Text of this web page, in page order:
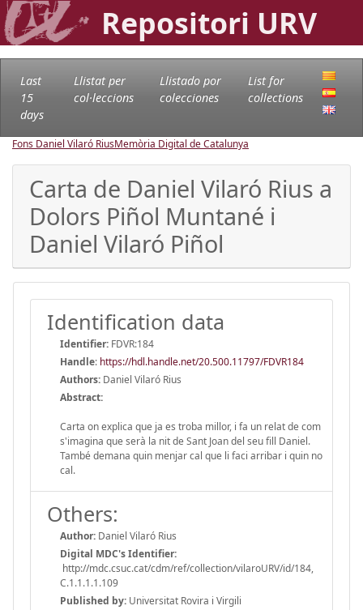
Repositori URV
Last
15
days
Llistat per
col·leccions
Llistado por
colecciones
List for
collections
Fons Daniel Vilaró RiusMemòria Digital de Catalunya
Carta de Daniel Vilaró Rius a
Dolors Piñol Muntané i
Daniel Vilaró Piñol
Identification data
Identifier: FDVR:184
Handle: https://hdl.handle.net/20.500.11797/FDVR184
Authors: Daniel Vilaró Rius
Abstract:
Carta on explica que ja es troba millor, i fa un relat de com
s'imagina que serà la nit de Sant Joan del seu fill Daniel.
També demana quin menjar cal que li faci arribar i quin no
cal.
Others:
Author: Daniel Vilaró Rius
Digital MDC's Identifier:
http://mdc.csuc.cat/cdm/ref/collection/vilaroURV/id/184,
C.1.1.1.1.109
Published by: Universitat Rovira i Virgili